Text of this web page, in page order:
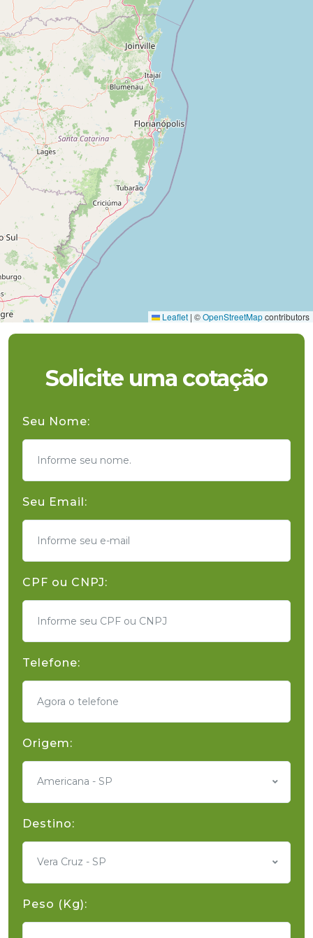
Leaflet | ©OpenStreetMapcontributors
Solicite uma cotação
Seu Nome:
Seu Email:
CPF ou CNPJ:
Telefone:
Origem:
Americana - SP
Destino:
Vera Cruz - SP
Peso (Kg):